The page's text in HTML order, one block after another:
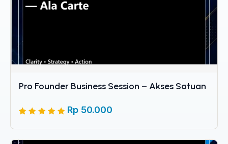
Pro Founder Business Session – Akses Satuan
Peringkat
5 Rp 50.000